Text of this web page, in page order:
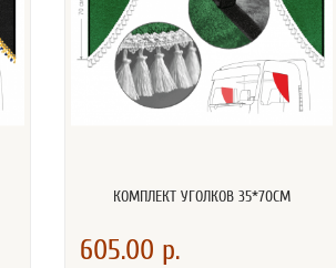
КОМПЛЕКТ УГОЛКОВ 35*70СМ
605.00 р.